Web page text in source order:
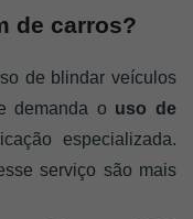
de carros?
de blindar veículos
demanda o uso de
especializada.
serviço são mais